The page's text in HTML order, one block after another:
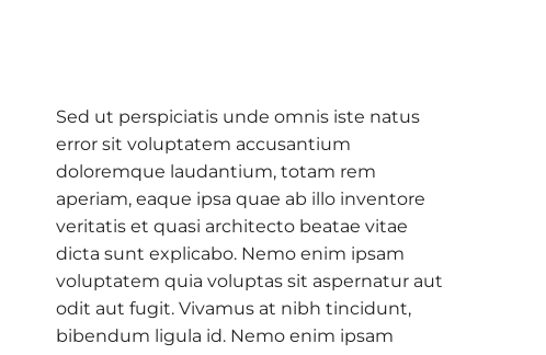
Sed ut perspiciatis unde omnis iste natus
error sit voluptatem accusantium
doloremque laudantium, totam rem
aperiam, eaque ipsa quae ab illo inventore
veritatis et quasi architecto beatae vitae
dicta sunt explicabo. Nemo enim ipsam
voluptatem quia voluptas sit aspernatur aut
odit aut fugit. Vivamus at nibh tincidunt,
bibendum ligula id. Nemo enim ipsam